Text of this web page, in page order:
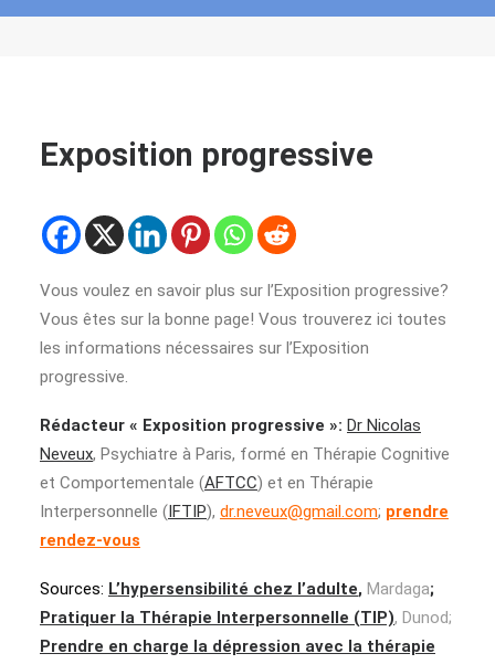
Exposition progressive
Vous voulez en savoir plus sur l’Exposition progressive?
Vous êtes sur la bonne page! Vous trouverez ici toutes
les informations nécessaires sur l’Exposition
progressive.
Rédacteur « Exposition progressive »: Dr Nicolas
Neveux, Psychiatre à Paris, formé en Thérapie Cognitive
et Comportementale (AFTCC) et en Thérapie
Interpersonnelle (IFTIP), dr.neveux@gmail.com; prendre
rendez-vous
Sources: L’hypersensibilité chez l’adulte, Mardaga;
Pratiquer la Thérapie Interpersonnelle (TIP), Dunod;
Prendre en charge la dépression avec la thérapie